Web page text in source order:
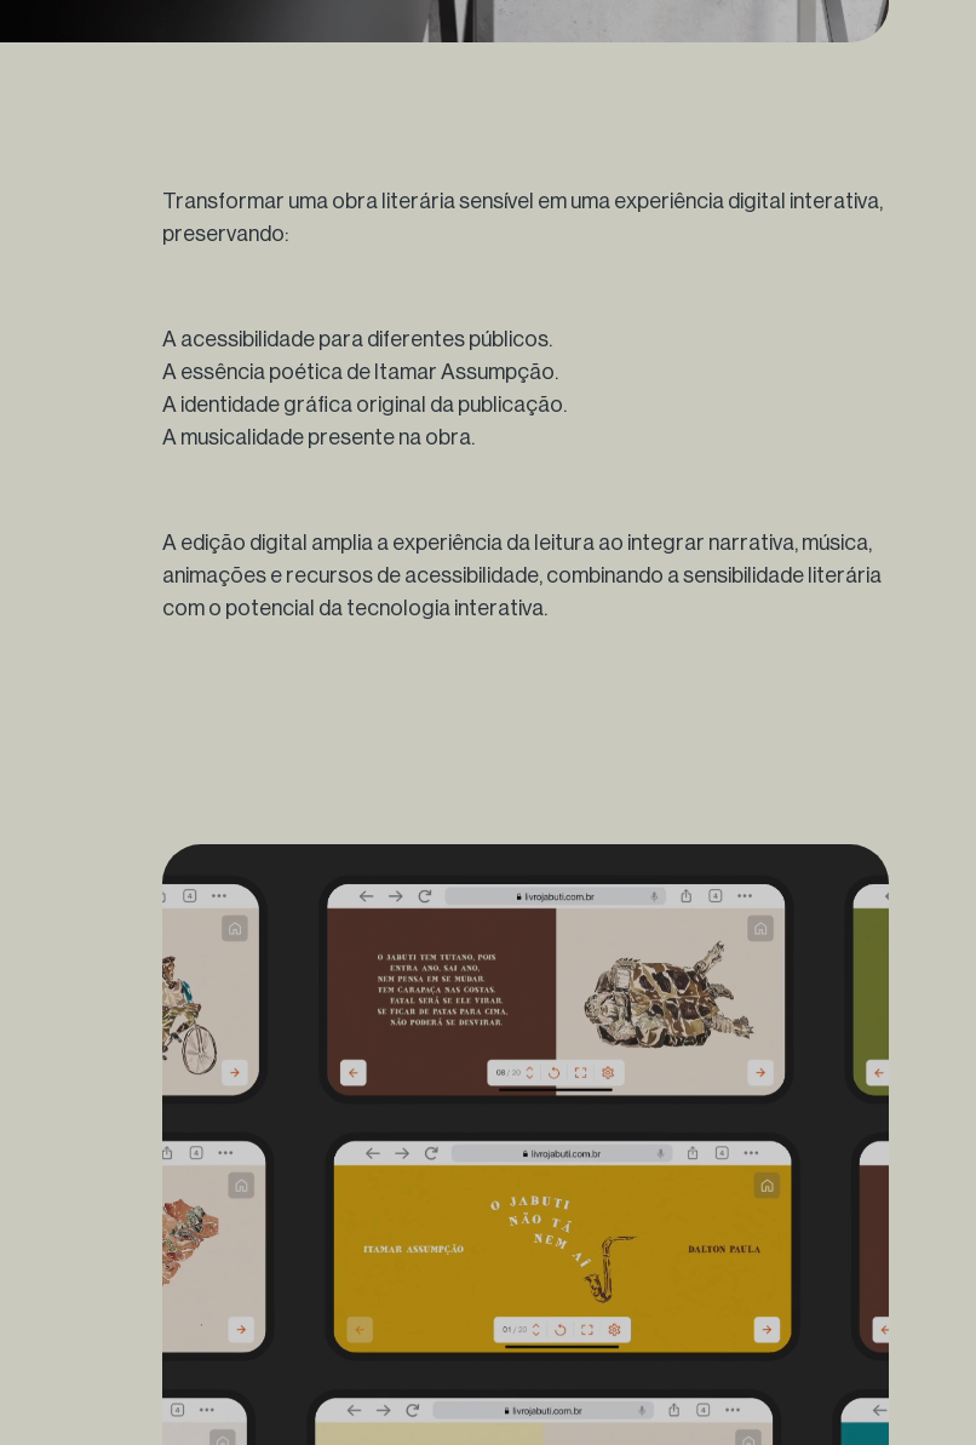
Transformar uma obra literária sensível em uma experiência digital interativa,
preservando:
A acessibilidade para diferentes públicos.
A essência poética de Itamar Assumpção.
A identidade gráfica original da publicação.
A musicalidade presente na obra.
A edição digital amplia a experiência da leitura ao integrar narrativa, música,
animações e recursos de acessibilidade, combinando a sensibilidade literária
com o potencial da tecnologia interativa.